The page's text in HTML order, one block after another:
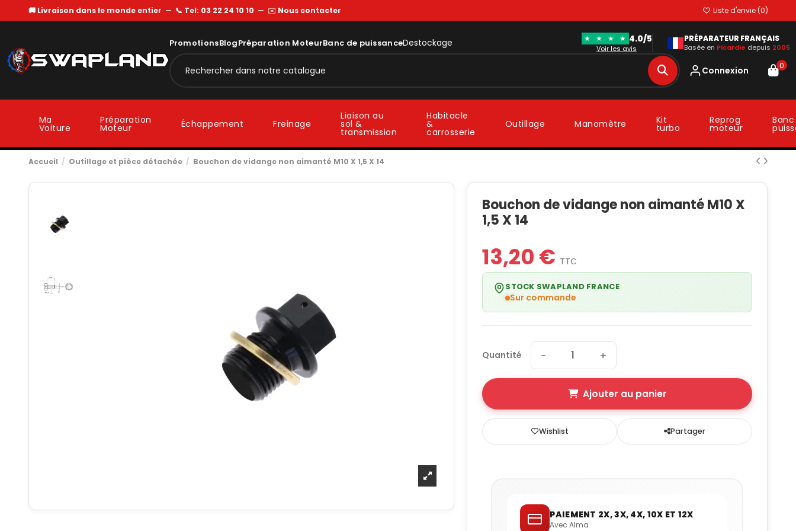
🚚 Livraison dans le monde entier — 📞 Tel: 03 22 24 10 10 — ✉️ Nous contacter Liste d'envie (0)
PromotionsBlogPréparation MoteurBanc de puissanceDestockage ★ ★ ★ ★ 4.0/5
Voir les avis
PRÉPARATEUR FRANÇAIS
Basée en Picardie depuis 2005
Connexion 0
Ma
Voiture
Préparation
Moteur Échappement Freinage
Liaison au
sol &
transmission
Habitacle
&
carrosserie
Outillage Manomètre Kit
turbo
Reprog
moteur
Accueil Outillage et pièce détachée Bouchon de vidange non aimanté M10 X 1,5 X 14
Bouchon de vidange non aimanté M10 X
1,5 X 14
13,20 € TTC
STOCK SWAPLAND FRANCE
Sur commande
Quantité − +
Ajouter au panier
Wishlist Partager
PAIEMENT 2X, 3X, 4X, 10X ET 12X
Avec Alma